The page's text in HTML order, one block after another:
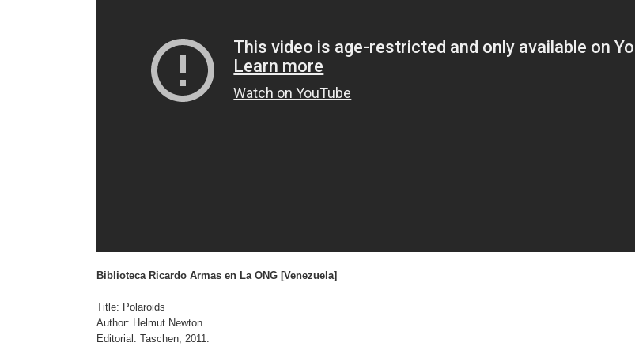
Biblioteca Ricardo Armas en La ONG [Venezuela]
Title: Polaroids
Author: Helmut Newton
Editorial: Taschen, 2011.